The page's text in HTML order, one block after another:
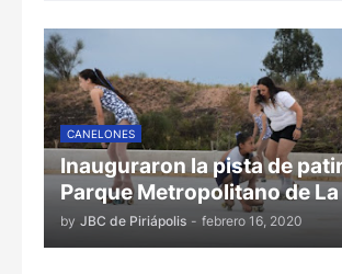
CANELONES
Inauguraron la pista de
Parque Metropolitano de La
by JBC de Piriápolis - febrero 16, 2020